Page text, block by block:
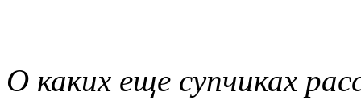
О каких еще супчиках